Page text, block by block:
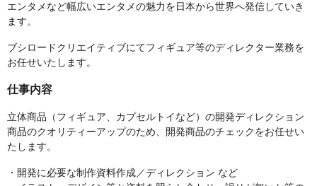
エンタメなど幅広いエンタメの魅力を日本から世界へ発信していき
ます。
ブシロードクリエイティブにてフィギュア等のディレクター業務を
お任せいたします。
仕事内容
立体商品（フィギュア、カプセルトイなど）の開発ディレクション
商品のクオリティーアップのため、開発商品のチェックをお任せい
たします。
・開発に必要な制作資料作成／ディレクション など